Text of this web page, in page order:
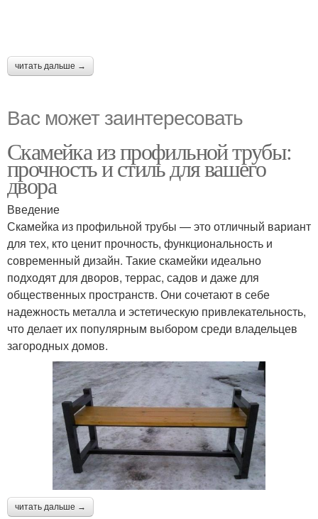
читать дальше →
Вас может заинтересовать
Скамейка из профильной трубы:
прочность и стиль для вашего
двора
Введение
Скамейка из профильной трубы — это отличный вариант
для тех, кто ценит прочность, функциональность и
современный дизайн. Такие скамейки идеально
подходят для дворов, террас, садов и даже для
общественных пространств. Они сочетают в себе
надежность металла и эстетическую привлекательность,
что делает их популярным выбором среди владельцев
загородных домов.
читать дальше →